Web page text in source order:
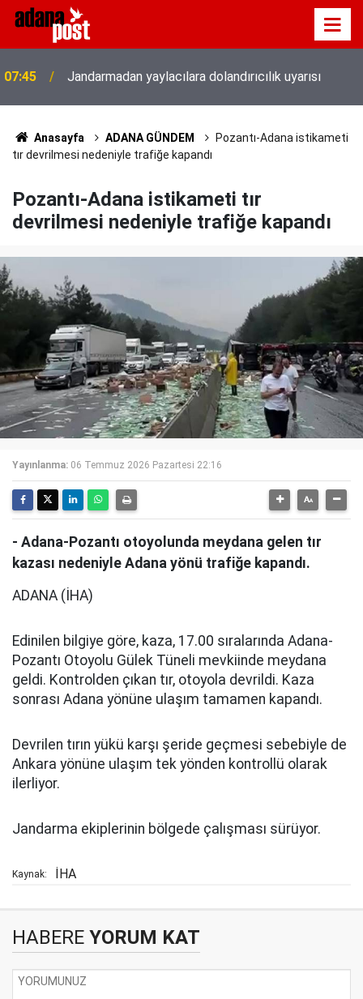
07:45 Jandarmadan yaylacılara dolandırıcılık uyarısı
Anasayfa ADANA GÜNDEM
Pozantı-Adana istikameti
tır devrilmesi nedeniyle trafiğe kapandı
Pozantı-Adana istikameti tır
devrilmesi nedeniyle trafiğe kapandı
Yayınlanma: 06 Temmuz 2026 Pazartesi 22:16
- Adana-Pozantı otoyolunda meydana gelen tır
kazası nedeniyle Adana yönü trafiğe kapandı.
ADANA (İHA)
Edinilen bilgiye göre, kaza, 17.00 sıralarında Adana-
Pozantı Otoyolu Gülek Tüneli mevkiinde meydana
geldi. Kontrolden çıkan tır, otoyola devrildi. Kaza
sonrası Adana yönüne ulaşım tamamen kapandı.
Devrilen tırın yükü karşı şeride geçmesi sebebiyle de
Ankara yönüne ulaşım tek yönden kontrollü olarak
ilerliyor.
Jandarma ekiplerinin bölgede çalışması sürüyor.
Kaynak: İHA
HABERE YORUM KAT